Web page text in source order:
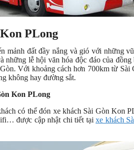
PLong
mảnh đất đầy nắng và gió với những
những lễ hội văn hóa độc đáo của
Với khoảng cách hơn 700km từ
không hay đường sắt.
Kon PLong
có thể đón xe khách Sài Gòn Kon
được cập nhật chi tiết tạixe khách